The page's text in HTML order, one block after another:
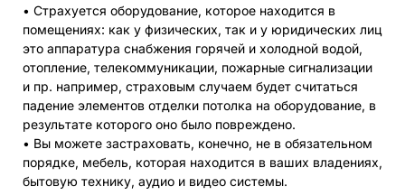
• Страхуется оборудование, которое находится в
помещениях: как у физических, так и у юридических лиц
это аппаратура снабжения горячей и холодной водой,
отопление, телекоммуникации, пожарные сигнализации
и пр. например, страховым случаем будет считаться
падение элементов отделки потолка на оборудование, в
результате которого оно было повреждено.
• Вы можете застраховать, конечно, не в обязательном
порядке, мебель, которая находится в ваших владениях,
бытовую технику, аудио и видео системы.